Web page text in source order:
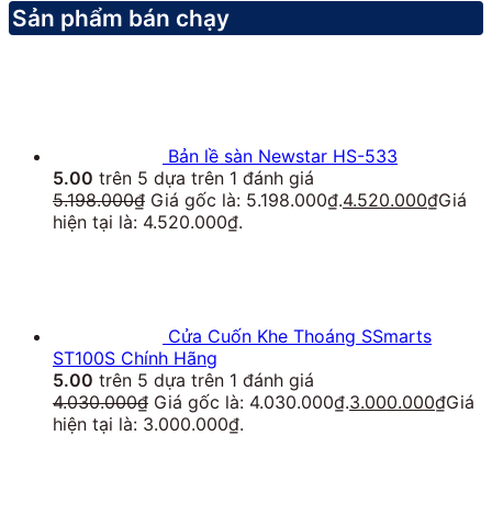
Sản phẩm bán chạy
Bản lề sàn Newstar HS-533
5.00 trên 5 dựa trên 1 đánh giá
5.198.000₫ Giá gốc là: 5.198.000₫.4.520.000₫Giá
hiện tại là: 4.520.000₫.
Cửa Cuốn Khe Thoáng SSmarts
ST100S Chính Hãng
5.00 trên 5 dựa trên 1 đánh giá
4.030.000₫ Giá gốc là: 4.030.000₫.3.000.000₫Giá
hiện tại là: 3.000.000₫.